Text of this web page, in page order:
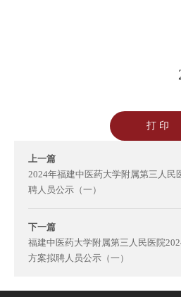
打 印
上一篇
2024年福建中医药大学附属第三人民
聘人员公示（一）
下一篇
福建中医药大学附属第三人民医院
方案拟聘人员公示（一）